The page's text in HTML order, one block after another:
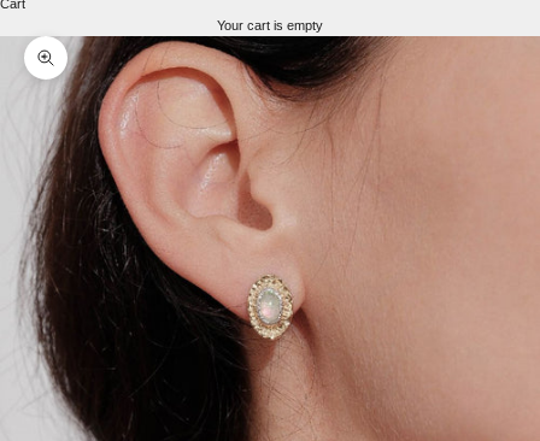
Cart
Your cart is empty
Zoom picture